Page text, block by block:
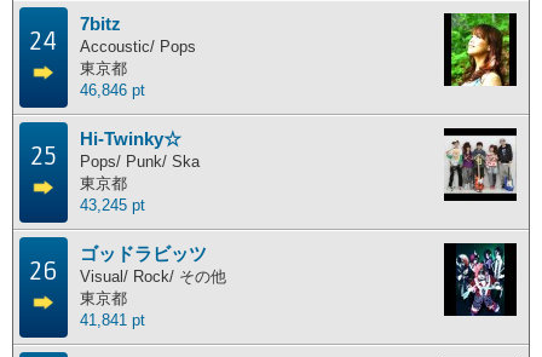
ポイント獲得履歴
24
7bitz
Accoustic/ Pops
東京都
46,846 pt
25
Hi-Twinky☆
Pops/ Punk/ Ska
東京都
43,245 pt
26
ゴッドラビッツ
Visual/ Rock/ その他
東京都
41,841 pt